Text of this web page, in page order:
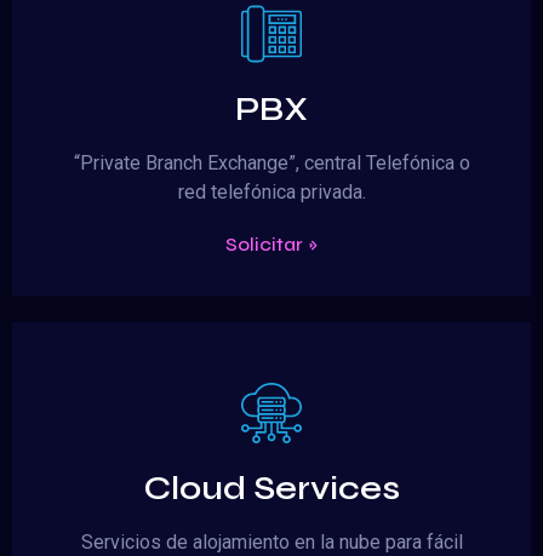
PBX
“Private Branch Exchange”, central Telefónica o
red telefónica privada.
Solicitar »
Cloud Services
Servicios de alojamiento en la nube para fácil